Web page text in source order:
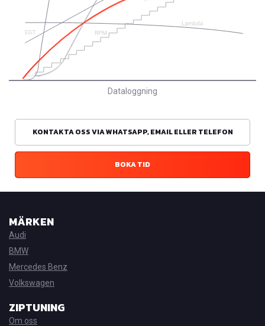
Dataloggning
KONTAKTA OSS VIA WHATSAPP, EMAIL ELLER TELEFON
BOKA TID
MÄRKEN
Audi
BMW
Mercedes Benz
Volkswagen
ZIPTUNING
Om oss